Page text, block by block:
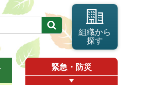
組織から
探す
緊急・防災